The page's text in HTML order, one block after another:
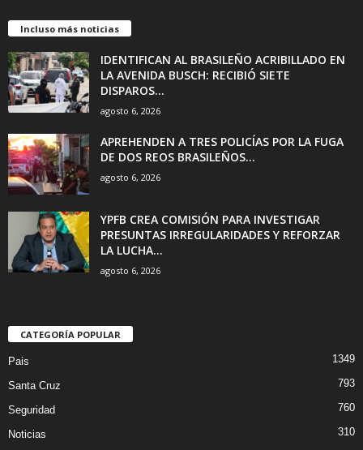
Incluso más noticias
IDENTIFICAN AL BRASILEÑO ACRIBILLADO EN
LA AVENIDA BUSCH: RECIBIÓ SIETE
DISPAROS...
agosto 6, 2026
APREHENDEN A TRES POLICÍAS POR LA FUGA
DE DOS REOS BRASILEÑOS...
agosto 6, 2026
YPFB CREA COMISIÓN PARA INVESTIGAR
PRESUNTAS IRREGULARIDADES Y REFORZAR
LA LUCHA...
agosto 6, 2026
CATEGORÍA POPULAR
Pais 1349
Santa Cruz 793
Seguridad 760
Noticias
310